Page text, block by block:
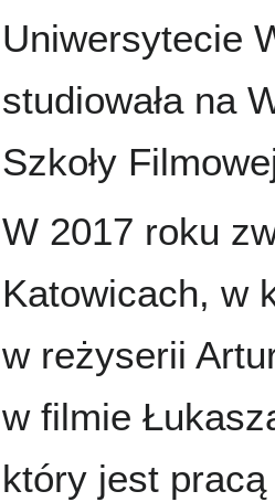
Uniwersytecie
studiowała na
Szkoły
W 2017 roku
Katowicach, w
w reżyserii
w filmie
który jest